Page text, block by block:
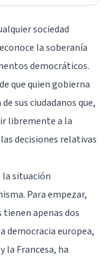
sociedad
la soberanía
democráticos.
que quien gobierna
sus ciudadanos que,
libremente a la
decisiones relativas
la situación
Para empezar,
apenas dos
democracia europea,
la Francesa, ha